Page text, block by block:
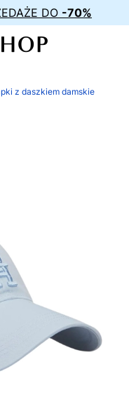
DO -70%
z daszkiem damskie